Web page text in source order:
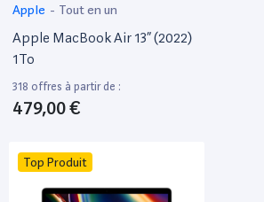
Apple - Tout en un
Apple MacBook Air 13” (2022)
1To
318 offres à partir de :
479,00 €
Top Produit